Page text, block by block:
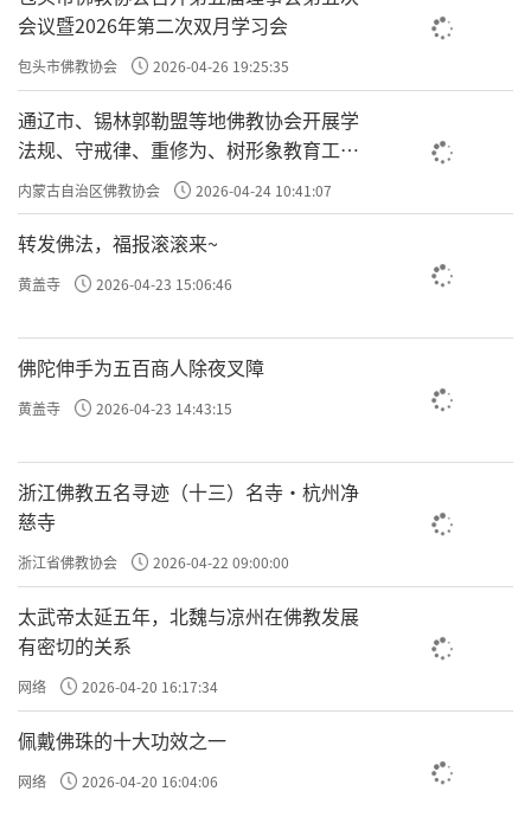
土，净化了自然，净化了社会，净化了世界。
人心的清净，就会有国土的清净。心识的庄
严，就会有国土的庄严。
三、天台宗：一念三千，三谛圆融
天台宗因创始人智顗大师常住浙江天台山
而得名。其教义主要依据《妙法莲华经》，所
以也称为法华宗。智顗的宏文伟著天台三大
于北齐慧文。慧文确立了一心中观空、观假、
观中的“一心三观”理论。慧思发扬光大，兼
顗，智顗加以继承发展，形成了以“一念三
千”和“三谛圆融”为中心思想的独立宗派。
天台宗是中国佛教中最早创立的一个宗派。
天台宗的祖庭是天台山国清寺。天台宗的
思想精髓是一念三千和三谛圆融。
一念三千
“一念”指心念活动的最短时间；“三
千”表示世间与出世间之总现象。天台宗认
会议暨2026年第二次双月学习会
包头市佛教协会 2026-04-26 19:25:35
通辽市、锡林郭勒盟等地佛教协会开展学
法规、守戒律、重修为、树形象教育工作
专题学习会
内蒙古自治区佛教协会 2026-04-24 10:41:07
转发佛法，福报滚滚来~
黄盖寺 2026-04-23 15:06:46
佛陀伸手为五百商人除夜叉障
黄盖寺 2026-04-23 14:43:15
浙江佛教五名寻迹（十三）名寺·杭州净
慈寺
浙江省佛教协会 2026-04-22 09:00:00
太武帝太延五年，北魏与凉州在佛教发展
有密切的关系
网络 2026-04-20 16:17:34
佩戴佛珠的十大功效之一
网络 2026-04-20 16:04:06